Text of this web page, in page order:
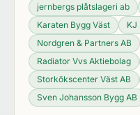
jernbergs plåtslageri ab
Karaten Bygg Väst
KJ
Nordgren & Partners AB
Radiator Vvs Aktiebolag
Storkökscenter Väst AB
Sven Johansson Bygg AB